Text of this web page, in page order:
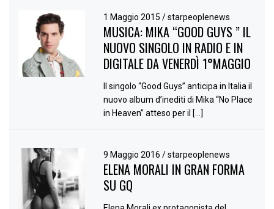
1 Maggio 2015/ starpeoplenews
MUSICA: MIKA “GOOD GUYS ” IL
NUOVO SINGOLO IN RADIO E IN
DIGITALE DA VENERDÌ 1°MAGGIO
Il singolo “Good Guys” anticipa in Italia il
nuovo album d’inediti di Mika “No Place
in Heaven” atteso per il […]
9 Maggio 2016/ starpeoplenews
ELENA MORALI IN GRAN FORMA
SU GQ